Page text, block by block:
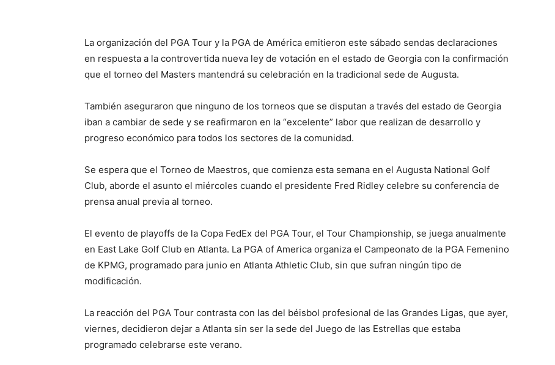
La organización del PGA Tour y la PGA de América emitieron este sábado sendas declaraciones
en respuesta a la controvertida nueva ley de votación en el estado de Georgia con la confirmación
que el torneo del Masters mantendrá su celebración en la tradicional sede de Augusta.
También aseguraron que ninguno de los torneos que se disputan a través del estado de Georgia
iban a cambiar de sede y se reafirmaron en la “excelente” labor que realizan de desarrollo y
progreso económico para todos los sectores de la comunidad.
Se espera que el Torneo de Maestros, que comienza esta semana en el Augusta National Golf
Club, aborde el asunto el miércoles cuando el presidente Fred Ridley celebre su conferencia de
prensa anual previa al torneo.
El evento de playoffs de la Copa FedEx del PGA Tour, el Tour Championship, se juega anualmente
en East Lake Golf Club en Atlanta. La PGA of America organiza el Campeonato de la PGA Femenino
de KPMG, programado para junio en Atlanta Athletic Club, sin que sufran ningún tipo de
modificación.
La reacción del PGA Tour contrasta con las del béisbol profesional de las Grandes Ligas, que ayer,
viernes, decidieron dejar a Atlanta sin ser la sede del Juego de las Estrellas que estaba
programado celebrarse este verano.